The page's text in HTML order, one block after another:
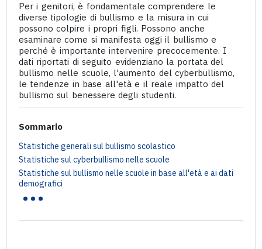
Per i genitori, è fondamentale comprendere le
diverse tipologie di bullismo e la misura in cui
possono colpire i propri figli. Possono anche
esaminare come si manifesta oggi il bullismo e
perché è importante intervenire precocemente. I
dati riportati di seguito evidenziano la portata del
bullismo nelle scuole, l'aumento del cyberbullismo,
le tendenze in base all'età e il reale impatto del
bullismo sul benessere degli studenti.
Sommario
Statistiche generali sul bullismo scolastico
Statistiche sul cyberbullismo nelle scuole
Statistiche sul bullismo nelle scuole in base all'età e ai dati
demografici
...